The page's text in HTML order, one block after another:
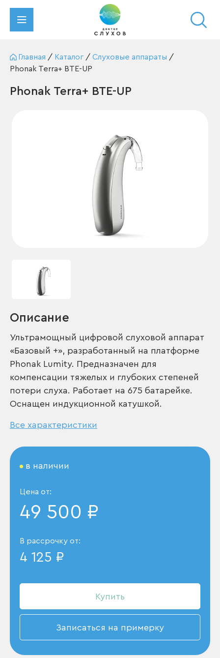
Главная / Каталог / Слуховые аппараты /
Phonak Terra+ BTE-UP
Phonak Terra+ BTE-UP
Описание
Ультрамощный цифровой слуховой аппарат
«Базовый +», разработанный на платформе
Phonak Lumity. Предназначен для
компенсации тяжелых и глубоких степеней
потери слуха. Работает на 675 батарейке.
Оснащен индукционной катушкой.
Все характеристики
в наличии
Цена от:
49 500 ₽
В рассрочку от:
4 125 ₽
Купить
Записаться на примерку